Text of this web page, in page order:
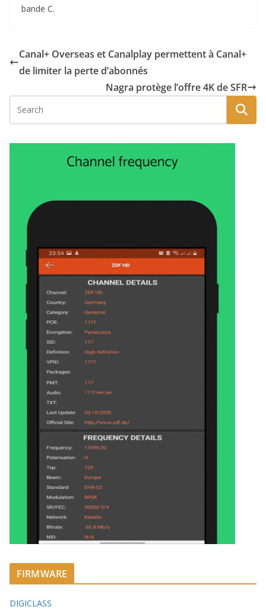
bande C.
Canal+ Overseas et Canalplay permettent à Canal+
de limiter la perte d’abonnés
Nagra protège l’offre 4K de SFR
FIRMWARE
DIGICLASS